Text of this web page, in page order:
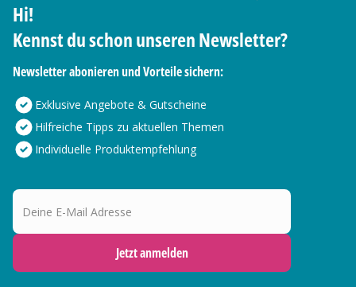
Hi!
Kennst du schon unseren Newsletter?
Newsletter abonieren und Vorteile sichern:
Exklusive Angebote & Gutscheine
Hilfreiche Tipps zu aktuellen Themen
Individuelle Produktempfehlung
Deine E-Mail Adresse
Jetzt anmelden